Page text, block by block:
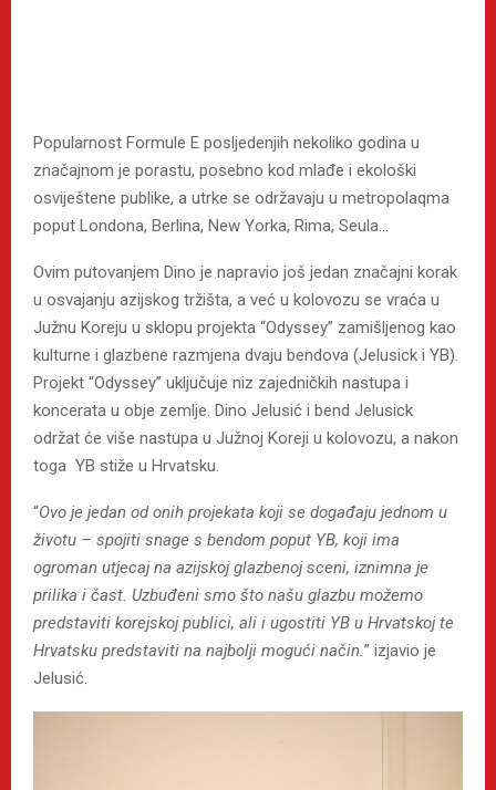
Popularnost Formule E posljedenjih nekoliko godina u
značajnom je porastu, posebno kod mlađe i ekološki
osviještene publike, a utrke se održavaju u metropolaqma
poput Londona, Berlina, New Yorka, Rima, Seula…
Ovim putovanjem Dino je napravio još jedan značajni korak
u osvajanju azijskog tržišta, a već u kolovozu se vraća u
Južnu Koreju u sklopu projekta “Odyssey” zamišljenog kao
kulturne i glazbene razmjena dvaju bendova (Jelusick i YB).
Projekt “Odyssey” uključuje niz zajedničkih nastupa i
koncerata u obje zemlje. Dino Jelusić i bend Jelusick
održat će više nastupa u Južnoj Koreji u kolovozu, a nakon
toga YB stiže u Hrvatsku.
“Ovo je jedan od onih projekata koji se događaju jednom u
životu – spojiti snage s bendom poput YB, koji ima
ogroman utjecaj na azijskoj glazbenoj sceni, iznimna je
prilika i čast. Uzbuđeni smo što našu glazbu možemo
predstaviti korejskoj publici, ali i ugostiti YB u Hrvatskoj te
Hrvatsku predstaviti na najbolji mogući način. ” izjavio je
Jelusić.